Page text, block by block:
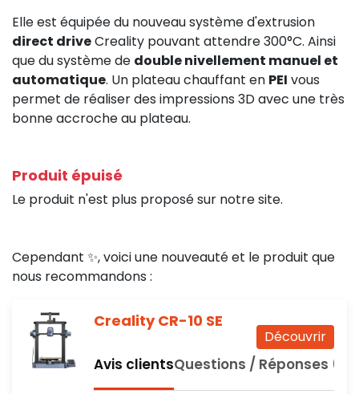
Elle est équipée du nouveau système d'extrusion
direct driveCreality pouvant attendre 300°C. Ainsi
que du système de double nivellement manuel et
automatique. Un plateau chauffant en PEI vous
permet de réaliser des impressions 3D avec une très
bonne accroche au plateau.
Produit épuisé
Le produit n'est plus proposé sur notre site.
Cependant ✨, voici une nouveauté et le produit que
nous recommandons :
Découvrir
Creality CR-10 SE
Avis clientsQuestions / Réponses (1)